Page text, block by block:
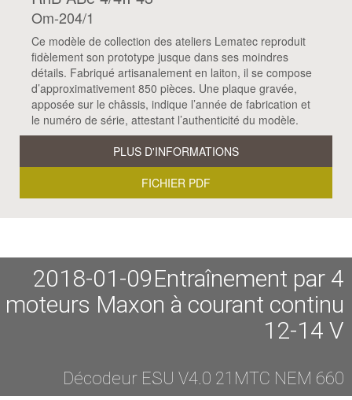
Om-204/1
Ce modèle de collection des ateliers Lematec reproduit
fidèlement son prototype jusque dans ses moindres
détails. Fabriqué artisanalement en laiton, il se compose
d’approximativement 850 pièces. Une plaque gravée,
apposée sur le châssis, indique l’année de fabrication et
le numéro de série, attestant l’authenticité du modèle.
PLUS D'INFORMATIONS
FICHIER PDF
2018-01-09Entraînement par 4
moteurs Maxon à courant continu
12-14 V
Décodeur ESU V4.0 21MTC NEM 660